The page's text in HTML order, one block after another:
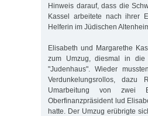
Hinweis darauf, dass die
Kassel arbeitete nach ihrer
Helferin im Jüdischen
Elisabeth und Margarethe
zum Umzug, diesmal in
"Judenhaus". Wieder
Verdunkelungsrollos,
Umarbeitung von zwei
Oberfinanzpräsident lud
hatte. Der Umzug erübrigte